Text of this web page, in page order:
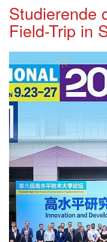
Studierende
Field-Trip in